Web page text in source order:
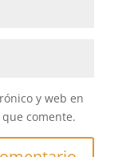
y web en
comente.